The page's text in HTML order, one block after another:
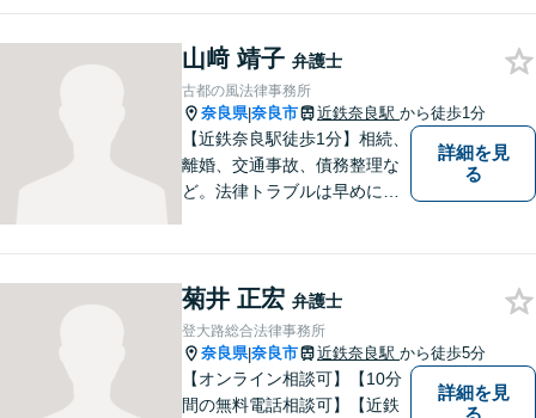
発生前のご相談も受け付けて
おります。【電話相談可】
山﨑 靖子 弁護士
古都の風法律事務所
奈良県|奈良市 近鉄奈良駅 から徒歩1分
【近鉄奈良駅徒歩1分】相続、
離婚、交通事故、債務整理な
ど。法律トラブルは早めに弁
丁寧にお伺いいたします。
詳細を見
る
菊井 正宏 弁護士
登大路総合法律事務所
奈良県|奈良市 近鉄奈良駅 から徒歩5分
【オンライン相談可】【10分
間の無料電話相談可】【近鉄
詳細を見
る